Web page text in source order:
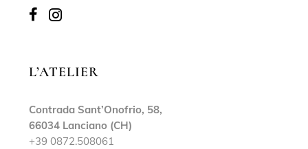
L’ATELIER
Contrada Sant’Onofrio, 58,
66034 Lanciano (CH)
+39 0872.508061